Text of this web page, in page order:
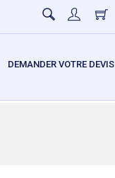
DEMANDER VOTRE DEVIS